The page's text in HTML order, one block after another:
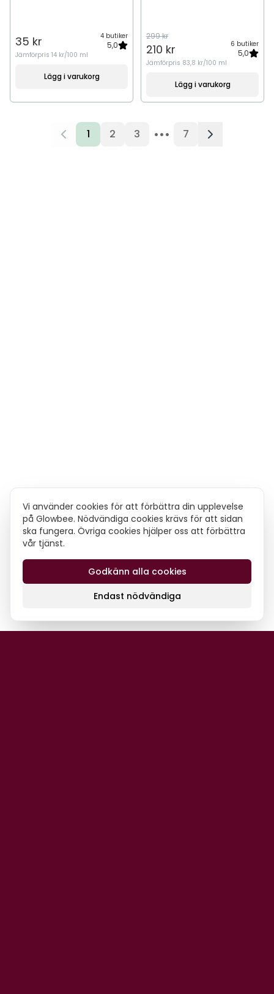
Vi använder cookies för att förbättra din upplevelse
på Glowbee. Nödvändiga cookies krävs för att sidan
ska fungera. Övriga cookies hjälper oss att förbättra
vår tjänst.
Endast nödvändiga
Godkänn alla cookies
35 kr 4 butiker
5,0
Jämförpris 14 kr/100 ml
Lägg i varukorg
299 kr
210 kr 6 butiker
5,0
Jämförpris 83,8 kr/100 ml
Lägg i varukorg
1 2 3 ••• 7